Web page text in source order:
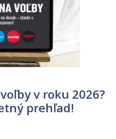
v roku 2026?
prehľad!